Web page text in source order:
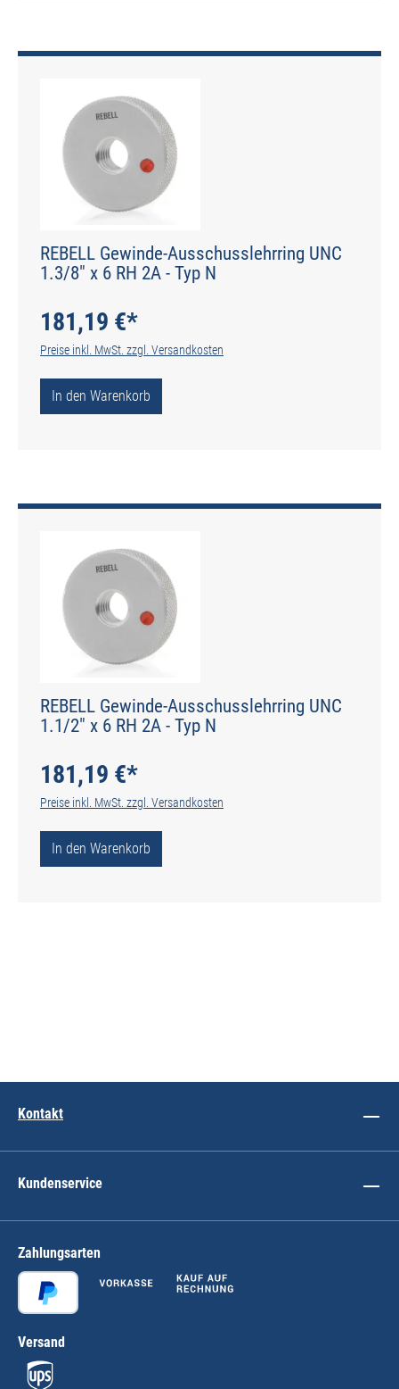
REBELL Gewinde-Ausschusslehrring UNC
1.3/8" x 6 RH 2A - Typ N
181,19 €*
Preise inkl. MwSt. zzgl. Versandkosten
In den Warenkorb
REBELL Gewinde-Ausschusslehrring UNC
1.1/2" x 6 RH 2A - Typ N
181,19 €*
Preise inkl. MwSt. zzgl. Versandkosten
In den Warenkorb
Kontakt
Kundenservice
Zahlungsarten
Versand